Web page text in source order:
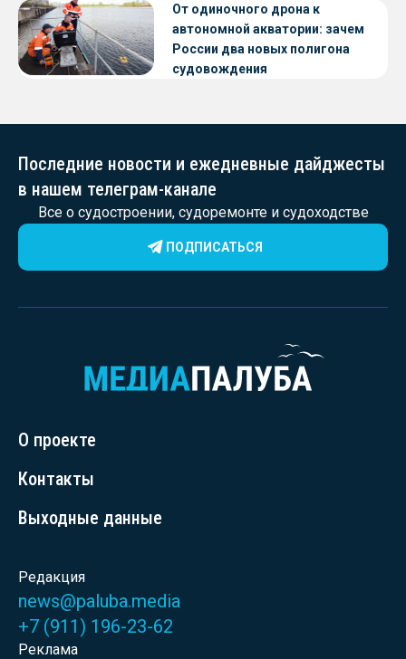
От одиночного дрона к
автономной акватории: зачем
России два новых полигона
судовождения
Последние новости и ежедневные дайджесты
в нашем телеграм-канале
Все о судостроении, судоремонте и судоходстве
ПОДПИСАТЬСЯ
О проекте
Контакты
Выходные данные
Редакция
news@paluba.media
+7 (911) 196-23-62
Реклама